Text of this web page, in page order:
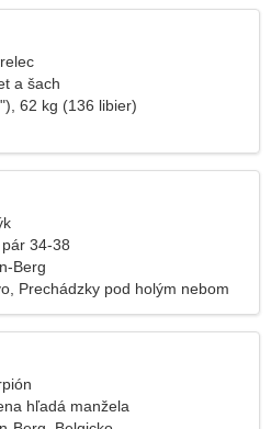
a šach
62 kg (136 libier)
34-38
Berg
Prechádzky pod holým nebom
hľadá manžela